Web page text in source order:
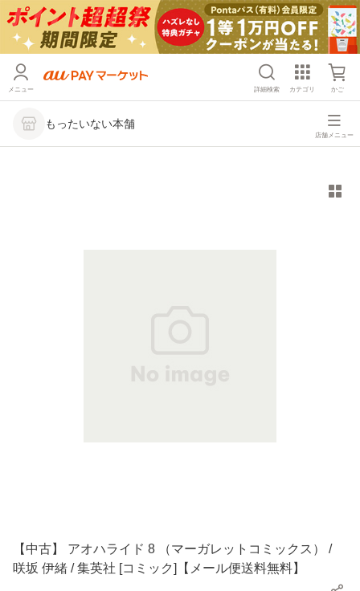
メニュー 詳細検索 カテゴリ かご
もったいない本舗
店舗メニュー
【中古】 アオハライド 8 （マーガレットコミックス） /
咲坂 伊緒 / 集英社 [コミック]【メール便送料無料】